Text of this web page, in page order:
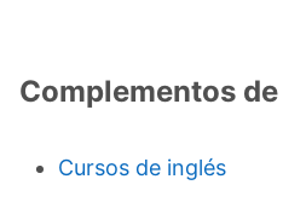
Complementos
Cursos de inglés